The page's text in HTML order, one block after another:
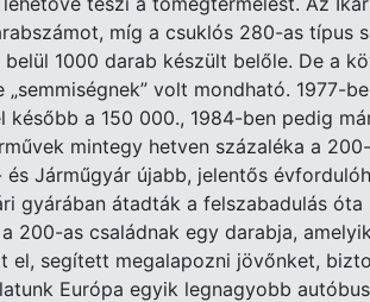
míg a csuklós 280-as típus
1000 darab készült belőle. De a
volt mondható. 1977-
a 150 000., 1984-ben pedig
mintegy hetven százaléka a
Járműgyár újabb, jelentős
gyárában átadták a felszabadulás
200-as családnak egy darabja,
el, segített megalapozni jövőnket,
Európa egyik legnagyobb